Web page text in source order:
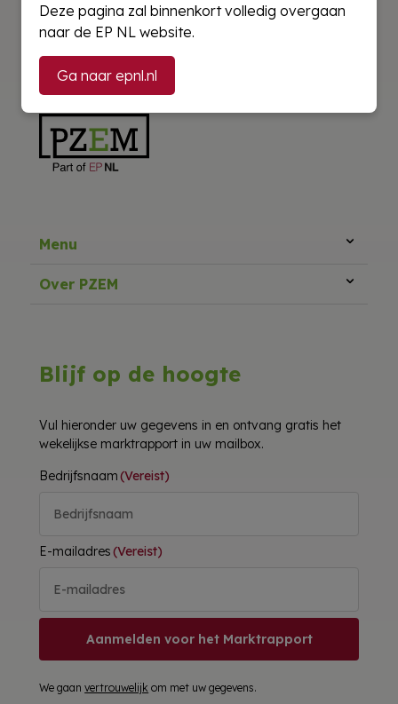
E-mail ons
Menu
Over PZEM
Blijf op de hoogte
Vul hieronder uw gegevens in en ontvang gratis het
wekelijkse marktrapport in uw mailbox.
Bedrijfsnaam(Vereist)
E-mailadres(Vereist)
Aanmelden voor het Marktrapport
We gaanvertrouwelijk om met uw gegevens.
Deze pagina zal binnenkort volledig overgaan
naar de EP NL website.
Ga naar epnl.nl